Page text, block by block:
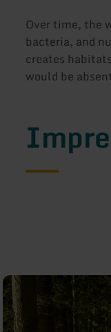
Over time, the
bacteria, and
creates
would be